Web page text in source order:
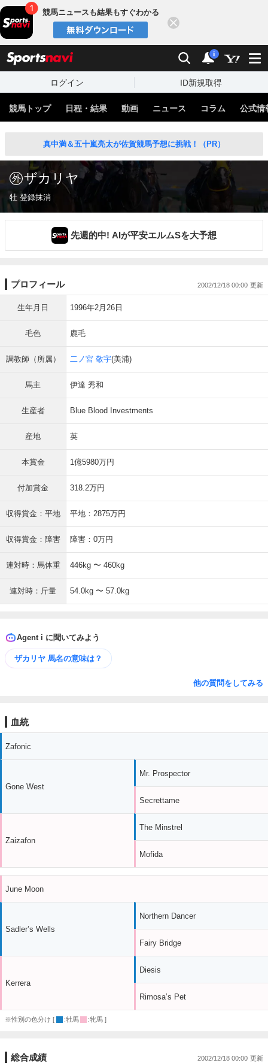
競馬ニュースも結果もすぐわかる
検索 通知
i
ログイン ID新規取得
競馬トップ 日程・結果 動画 ニュース コラム 公式情
真中満＆五十嵐亮太が佐賀競馬予想に挑戦！（PR）
ザカリヤ
牡 登録抹消
先週的中! AIが平安エルムSを大予想
プロフィール 2002/12/18 00:00
生年月日 1996年2月26日
毛色 鹿毛
調教師（所属） 二ノ宮 敬宇(美浦)
馬主 伊達 秀和
生産者 Blue Blood Investments
産地 英
本賞金 1億5980万円
付加賞金 318.2万円
収得賞金：平地 平地：2875万円
収得賞金：障害 障害：0万円
連対時：馬体重 446kg 〜 460kg
連対時：斤量 54.0kg 〜 57.0kg
Agent i に聞いてみよう
ザカリヤ 馬名の意味は？
他の質問をしてみる
血統
Zafonic
Gone West
Zaizafon
Mr. Prospector
Secrettame
The Minstrel
Mofida
June Moon
Sadler’s Wells
Kerrera
Northern Dancer
Fairy Bridge
Diesis
Rimosa’s Pet
※性別の色分け [ :牡馬 :牝馬 ]
総合成績 2002/12/18 00:00